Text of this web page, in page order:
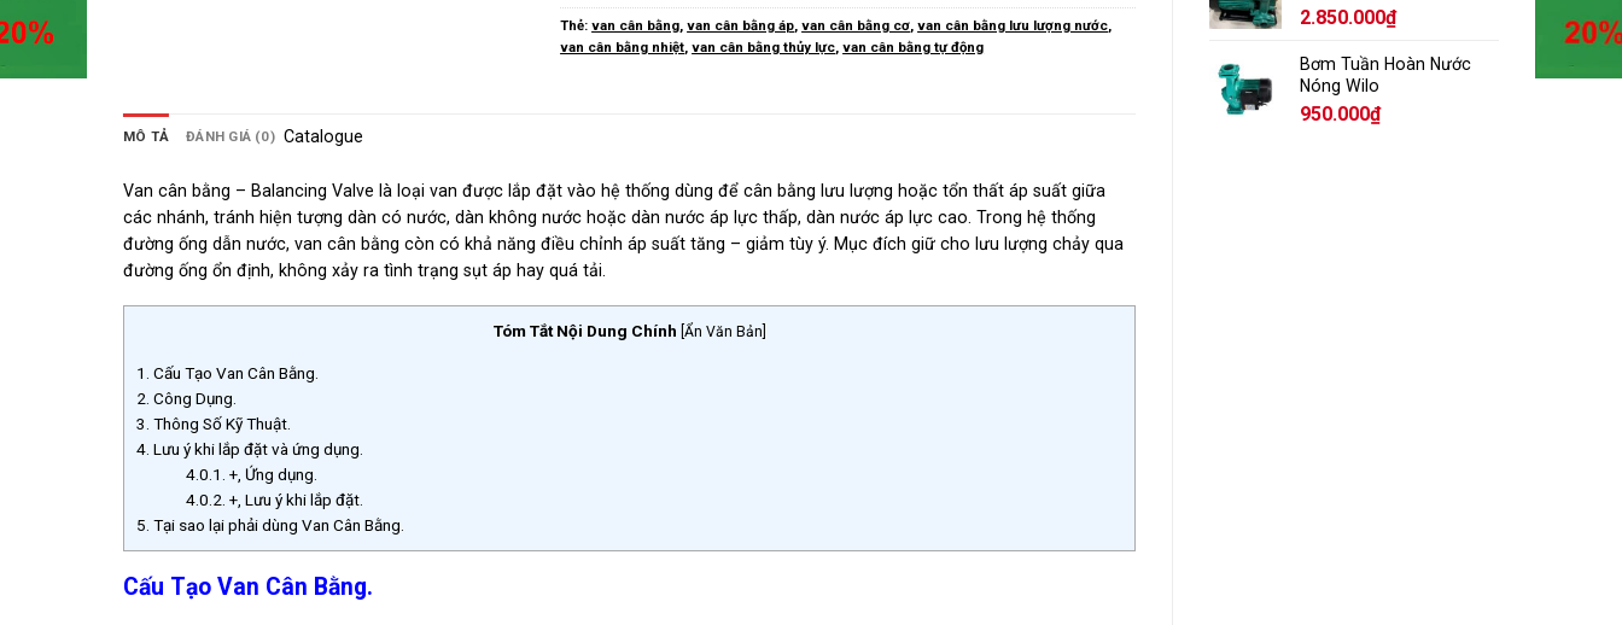
2.850.000₫
Bơm Tuần Hoàn Nước
Nóng Wilo
950.000₫
Thẻ:van cân bằng,van cân bằng áp,van cân bằng cơ,van cân bằng lưu lượng nước,
van cân bằng nhiệt,van cân bằng thủy lực,van cân bằng tự động
MÔ TẢ ĐÁNH GIÁ (0) Catalogue
Van cân bằng – Balancing Valve là loại van được lắp đặt vào hệ thống dùng để cân bằng lưu lượng hoặc tổn thất áp suất giữa
các nhánh, tránh hiện tượng dàn có nước, dàn không nước hoặc dàn nước áp lực thấp, dàn nước áp lực cao. Trong hệ thống
đường ống dẫn nước, van cân bằng còn có khả năng điều chỉnh áp suất tăng – giảm tùy ý. Mục đích giữ cho lưu lượng chảy qua
đường ống ổn định, không xảy ra tình trạng sụt áp hay quá tải.
Tóm Tắt Nội Dung Chính Ẩn Văn Bản
1. Cấu Tạo Van Cân Bằng.
2. Công Dụng.
3. Thông Số Kỹ Thuật.
4. Lưu ý khi lắp đặt và ứng dụng.
4.0.1. +, Ứng dụng.
4.0.2. +, Lưu ý khi lắp đặt.
5. Tại sao lại phải dùng Van Cân Bằng.
Cấu Tạo Van Cân Bằng.